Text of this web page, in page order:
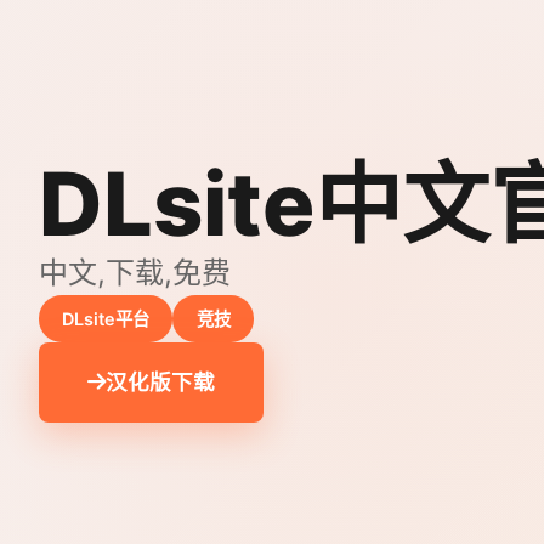
DLsite中文
中文,下载,免费
DLsite平台 竞技
汉化版下载